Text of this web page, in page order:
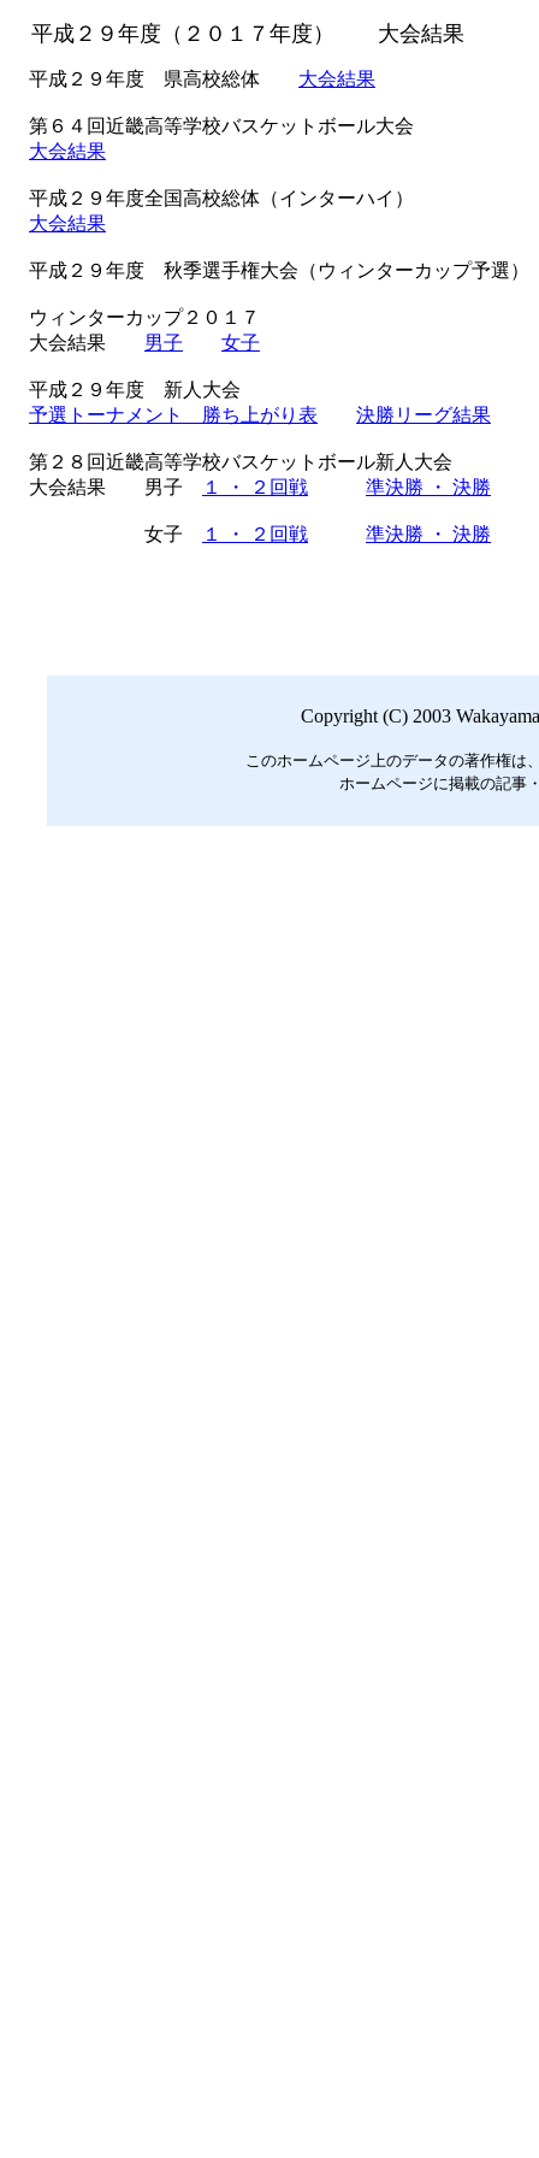
平成２９年度（２０１７年度） 大会結果
平成２９年度 県高校総体 大会結果
第６４回近畿高等学校バスケットボール大会
大会結果
平成２９年度全国高校総体（インターハイ）
大会結果
平成２９年度 秋季選手権大会（ウィンターカップ予
ウィンターカップ２０１７
大会結果 男子 女子
平成２９年度 新人大会
予選トーナメント 勝ち上がり表
決勝リーグ結果
第２８回近畿高等学校バスケットボール新人大会
大会結果 男子
１ ・ ２回戦 準決勝 ・ 決勝
女子 １ ・ ２回戦 準決勝 ・ 決勝
Copyright (C) 2003
このホームページ上のデータの著作権は
ホームページに掲載の記事